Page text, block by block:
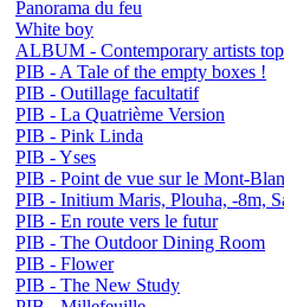
Panorama du feu
White boy
ALBUM - Contemporary artists
PIB - A Tale of the empty boxes !
PIB - Outillage facultatif
PIB - La Quatrième Version
PIB - Pink Linda
PIB - Yses
PIB - Point de vue sur le Mont-
PIB - Initium Maris, Plouha, -8m,
PIB - En route vers le futur
PIB - The Outdoor Dining Room
PIB - Flower
PIB - The New Study